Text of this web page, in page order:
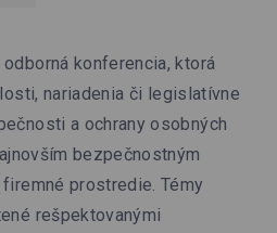
odborná konferencia, ktorá
nariadenia či legislatívne
a ochrany osobných
bezpečnostným
prostredie. Témy
rešpektovanými